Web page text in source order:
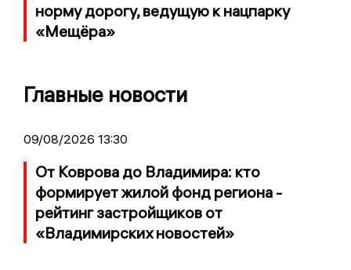
норму дорогу, ведущую к нацпарку
«Мещёра»
Главные новости
09/08/2026 13:30
От Коврова до Владимира: кто
формирует жилой фонд региона -
рейтинг застройщиков от
«Владимирских новостей»